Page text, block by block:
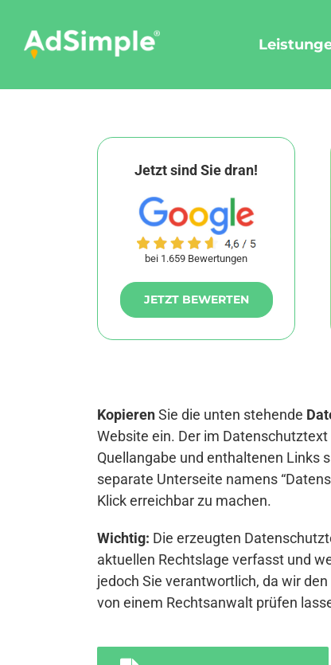
content
Jetzt sind Sie dran!
bei 1.659 Bewertungen
JETZT BEWERTEN
KopierenSie die unten stehende
Website ein. Der im
Quellangabe und enthaltenen Links
separate Unterseite namens
Klick erreichbar zu machen.
Wichtig: Die erzeugten
aktuellen Rechtslage verfasst und
jedoch Sie verantwortlich, da wir
von einem Rechtsanwalt prüfen